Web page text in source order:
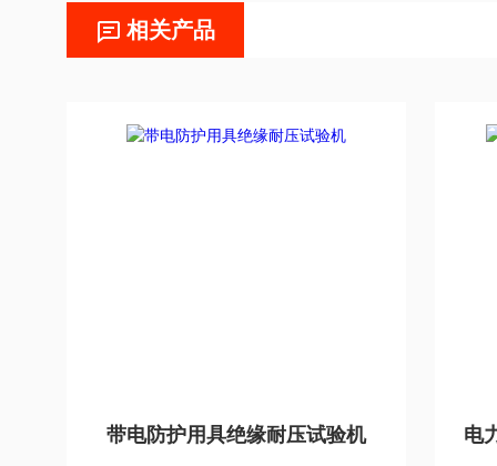
相关产品
带电防护用具绝缘耐压试验机 电